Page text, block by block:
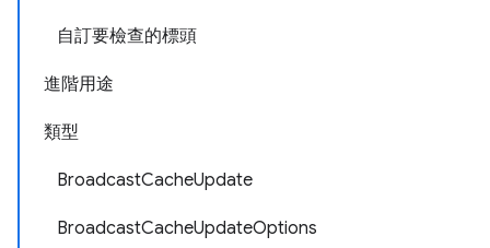
自訂要檢查的標頭
進階用途
類型
BroadcastCacheUpdate
BroadcastCacheUpdateOptions